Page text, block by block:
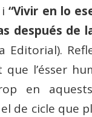
i“Vivir en lo
después de
Editorial).
l’ésser
en
de cicle que